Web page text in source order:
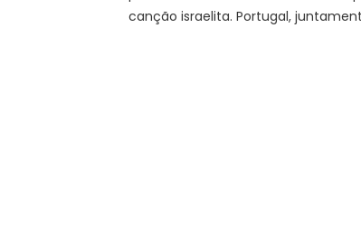
canção israelita. Portugal,